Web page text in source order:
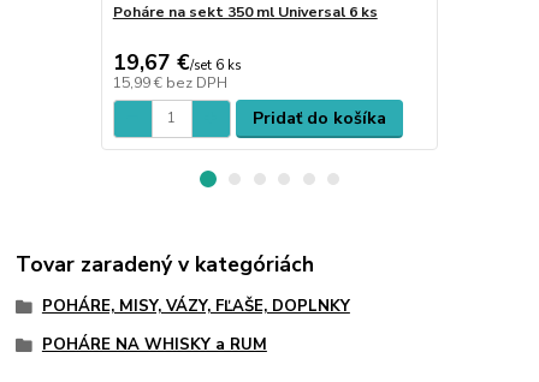
Poháre na sekt 350 ml Universal 6 ks
19,67 €/set 6 ks
15,99 € bez DPH
Pridať do košíka
Tovar zaradený v kategóriách
POHÁRE, MISY, VÁZY, FĽAŠE, DOPLNKY
POHÁRE NA WHISKY a RUM